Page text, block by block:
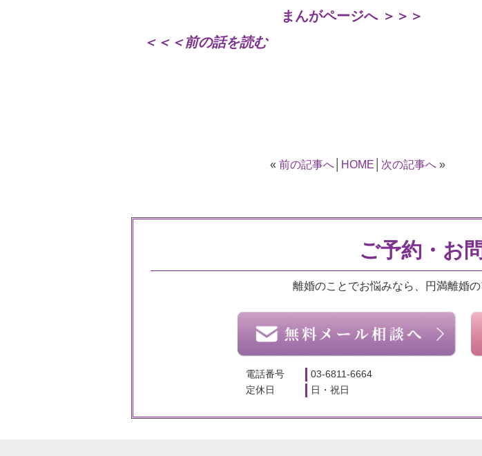
まんがページへ ＞＞＞
＜＜＜前の話を読む
«前の記事へ HOME 次の記事へ »
ご予約・お
離婚のことでお悩みなら、円満離婚
電話番号
03-6811-6664
定休日
日・祝日